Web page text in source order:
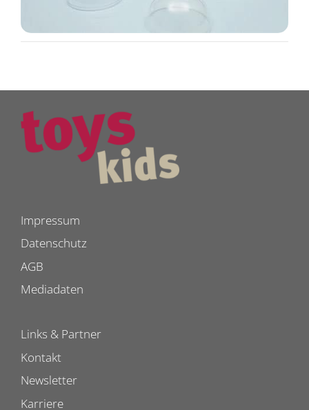
Impressum
Datenschutz
AGB
Mediadaten
Links & Partner
Kontakt
Newsletter
Karriere